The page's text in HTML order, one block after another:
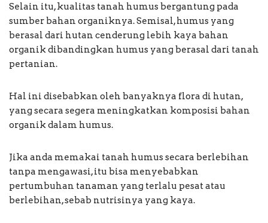
Selain itu, kualitas tanah humus bergantung pada
sumber bahan organiknya. Semisal, humus yang
berasal dari hutan cenderung lebih kaya bahan
organik dibandingkan humus yang berasal dari tanah
pertanian.
Hal ini disebabkan oleh banyaknya flora di hutan,
yang secara segera meningkatkan komposisi bahan
organik dalam humus.
Jika anda memakai tanah humus secara berlebihan
tanpa mengawasi, itu bisa menyebabkan
pertumbuhan tanaman yang terlalu pesat atau
berlebihan, sebab nutrisinya yang kaya.